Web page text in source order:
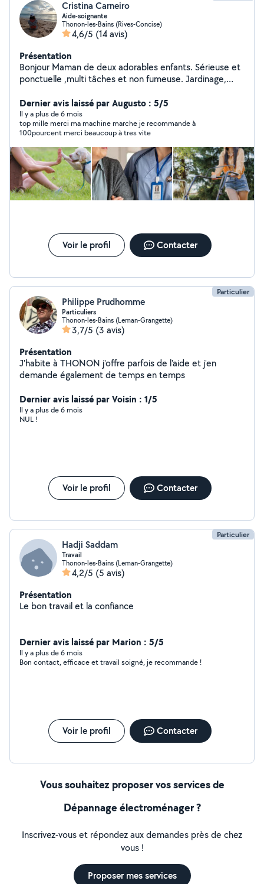
Cristina Carneiro
Aide-soignante
Thonon-les-Bains (Rives-Concise)
4,6/5 (14 avis)
Présentation
Bonjour Maman de deux adorables enfants. Sérieuse et
ponctuelle ,multi tâches et non fumeuse. Jardinage,
le massage uniquement aux femmes. Au plaisir Belle
journée
Dernier avis laissé par Augusto : 5/5
Il y a plus de 6 mois
top mille merci ma machine marche je recommande à
100pourcent merci beaucoup à tres vite
Voir le profil Contacter
Particulier
Philippe Prudhomme
Particuliers
Thonon-les-Bains (Leman-Grangette)
3,7/5 (3 avis)
Présentation
J'habite à THONON j'offre parfois de l'aide et j'en
demande également de temps en temps
Dernier avis laissé par Voisin : 1/5
Il y a plus de 6 mois
NUL !
Voir le profil Contacter
Particulier
Hadji Saddam
Travail
Thonon-les-Bains (Leman-Grangette)
4,2/5 (5 avis)
Présentation
Le bon travail et la confiance
Dernier avis laissé par Marion : 5/5
Il y a plus de 6 mois
Bon contact, efficace et travail soigné, je recommande !
Voir le profil Contacter
Vous souhaitez proposer vos services de
Dépannage électroménager ?
Inscrivez-vous et répondez aux demandes près de chez
vous !
Proposer mes services